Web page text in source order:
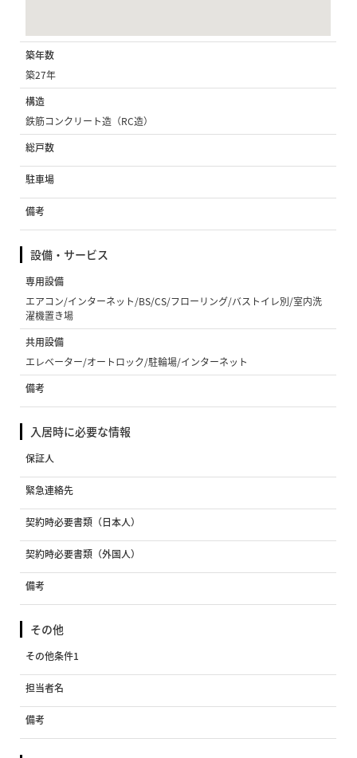
築年数
築27年
構造
鉄筋コンクリート造（RC造）
総戸数
駐車場
備考
設備・サービス
専用設備
エアコン/インターネット/BS/CS/フローリング/バストイレ別/室内洗
濯機置き場
共用設備
エレベーター/オートロック/駐輪場/インターネット
備考
入居時に必要な情報
保証人
緊急連絡先
契約時必要書類（日本人）
契約時必要書類（外国人）
備考
その他
その他条件1
担当者名
備考